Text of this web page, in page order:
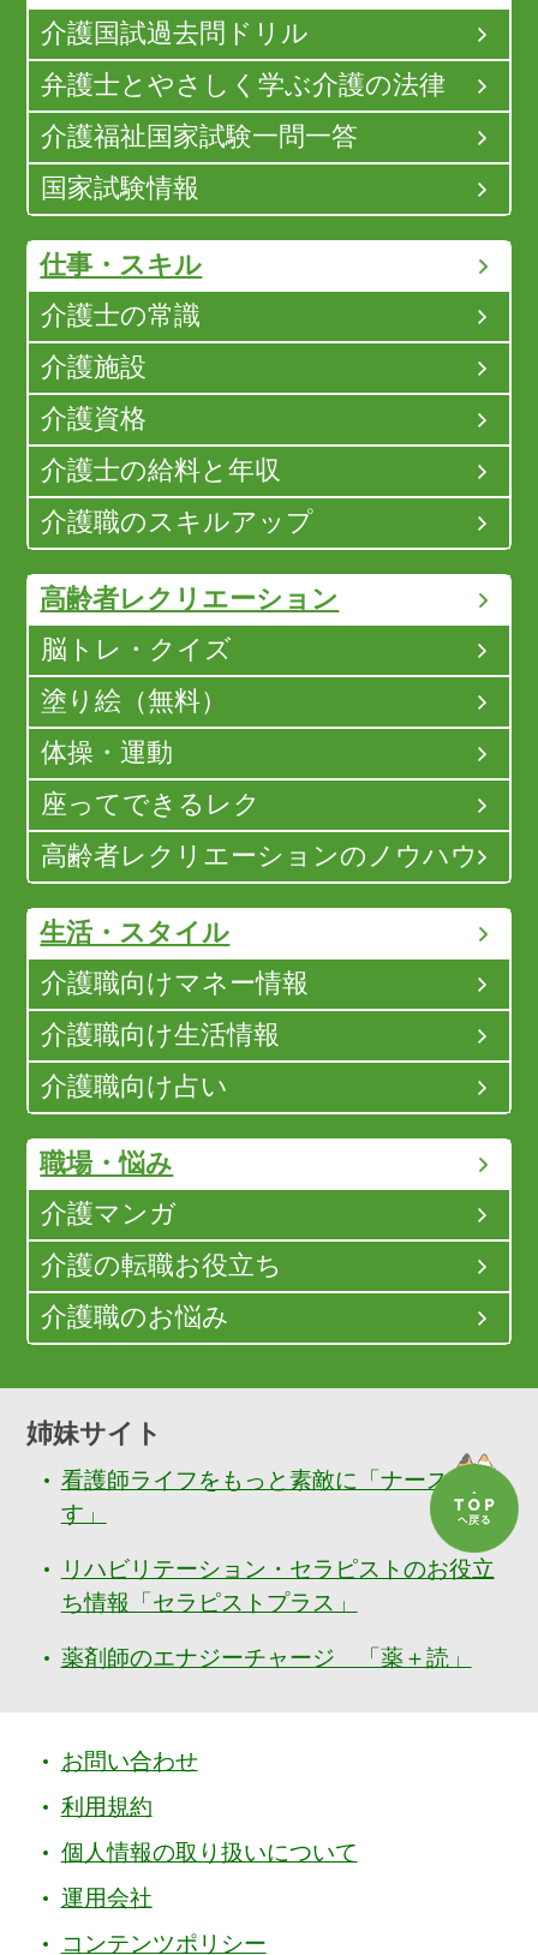
介護国試過去問ドリル
弁護士とやさしく学ぶ介護の法律
介護福祉国家試験一問一答
国家試験情報
仕事・スキル
介護士の常識
介護施設
介護資格
介護士の給料と年収
介護職のスキルアップ
高齢者レクリエーション
脳トレ・クイズ
塗り絵（無料）
体操・運動
座ってできるレク
高齢者レクリエーションのノウハウ
生活・スタイル
介護職向けマネー情報
介護職向け生活情報
介護職向け占い
職場・悩み
介護マンガ
介護の転職お役立ち
介護職のお悩み
姉妹サイト
看護師ライフをもっと素敵に「ナースぷら
す」
リハビリテーション・セラピストのお役立
ち情報「セラピストプラス」
薬剤師のエナジーチャージ 「薬＋読」
お問い合わせ
利用規約
個人情報の取り扱いについて
運用会社
コンテンツポリシー